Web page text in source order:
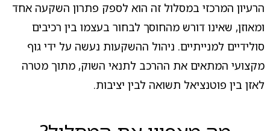
הרעיון המרכזי במסלול זה הוא לספק פתרון השקעה אחד
ומאוזן, שאינו דורש מהחוסך לבחור בעצמו בין רכיבים
סולידיים למנייתיים. ניהול ההשקעות נעשה על ידי גוף
מקצועי המתאים את ההרכב לתנאי השוק, מתוך מטרה
לאזן בין פוטנציאל תשואה לבין יציבות.